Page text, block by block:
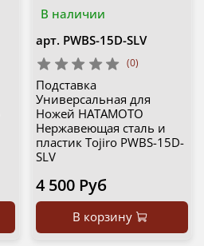
В наличии
арт. PWBS-15D-SLV
(0)
Подставка
Универсальная для
Ножей HATAMOTO
Нержавеющая сталь и
пластик Tojiro PWBS-15D-
SLV
4 500 Руб
В корзину